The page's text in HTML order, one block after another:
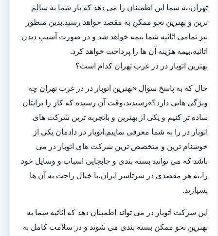
تهران،به شما این اطمینان را می دهد که بار شما به سالم
ترین و بهترین نحو ممکن به مقصد خواهد رسید.بدین منظور
نیز تمامی اثاثیه شما بیمه خواهد شد و در صورت آسیب دیدن
اثاثیه،بیمه هزینه آن ها را پرداخت خواهد کرد.
بهترین اتوبار در در غرب تهران کدام است؟
حال که به پاسخ سوال «بهترین اتوبار در در غرب تهران چه
ویژگی هایی دارد؟»رسیدید،وقت آن رسیده که کار را برایتان
ساده تر کنیم و یکی از بهترین و باتجربه ترین شرکت های
اتوبار در را به شما معرفی نماییم.اتوبار در دادمان یکی از
خوشنام ترین و متخصص ترین شرکت های اتوبار در می
باشد که می توانید بسته بندی و جابجایی اسباب و وسایل خود
را،به هر مقصدی در سرتاسر ایران،با خیال راحت به آن ها
بسپارید.
این شرکت اتوبار در می تواند اطمینان دهد که اثاثیه شما به
بهترین نحو ممکن بسته بندی می شوند و در سلامت کامل به